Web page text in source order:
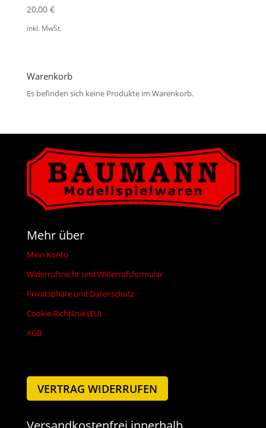
20,00 €
inkl. MwSt.
Warenkorb
Es befinden sich keine Produkte im Warenkorb.
Mehr über
Mein Konto
Widerrufsrecht und Widerrufsformular
Privatsphäre und Datenschutz
Cookie-Richtlinie (EU)
AGB
VERTRAG WIDERRUFEN